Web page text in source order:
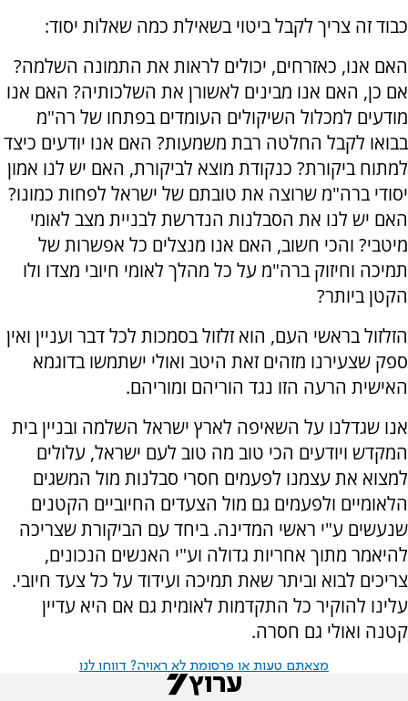
כבוד זה צריך לקבל ביטוי בשאילת כמה שאלות יסוד:
האם אנו, כאזרחים, יכולים לראות את התמונה השלמה?
אם כן, האם אנו מבינים לאשורן את השלכותיה? האם אנו
מודעים למכלול השיקולים העומדים בפתחו של רה"מ
בבואו לקבל החלטה רבת משמעות? האם אנו יודעים כיצד
למתוח ביקורת? כנקודת מוצא לביקורת, האם יש לנו אמון
יסודי ברה"מ שרוצה את טובתם של ישראל לפחות כמונו?
האם יש לנו את הסבלנות הנדרשת לבניית מצב לאומי
מיטבי? והכי חשוב, האם אנו מנצלים כל אפשרות של
תמיכה וחיזוק ברה"מ על כל מהלך לאומי חיובי מצדו ולו
הקטן ביותר?
הזלזול בראשי העם, הוא זלזול בסמכות לכל דבר ועניין ואין
ספק שצעירנו מזהים זאת היטב ואולי ישתמשו בדוגמא
האישית הרעה הזו נגד הוריהם ומוריהם.
אנו שגדלנו על השאיפה לארץ ישראל השלמה ובניין בית
המקדש ויודעים הכי טוב מה טוב לעם ישראל, עלולים
למצוא את עצמנו לפעמים חסרי סבלנות מול המשגים
הלאומיים ולפעמים גם מול הצעדים החיוביים הקטנים
שנעשים ע"י ראשי המדינה. ביחד עם הביקורת שצריכה
להיאמר מתוך אחריות גדולה וע"י האנשים הנכונים,
צריכים לבוא וביתר שאת תמיכה ועידוד על כל צעד חיובי.
עלינו להוקיר כל התקדמות לאומית גם אם היא עדיין
קטנה ואולי גם חסרה.
מצאתם טעות או פרסומת לא ראויה? דווחו לנו